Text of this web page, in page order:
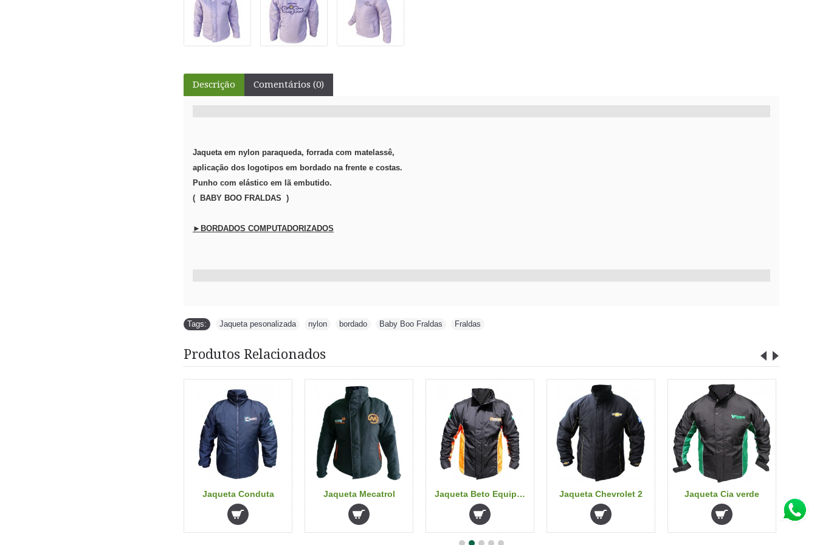
Descrição Comentários (0)
Jaqueta em nylon paraqueda, forrada com matelassê,
aplicação dos logotipos em bordado na frente e costas.
Punho com elástico em lã embutido.
( BABY BOO FRALDAS )
►BORDADOS COMPUTADORIZADOS
Tags: Jaqueta pesonalizada nylon bordado Baby Boo Fraldas Fraldas
Produtos Relacionados
Jaqueta Conduta Jaqueta Mecatrol Jaqueta Beto Equipamentos Jaqueta Chevrolet 2 Jaqueta Cia verde